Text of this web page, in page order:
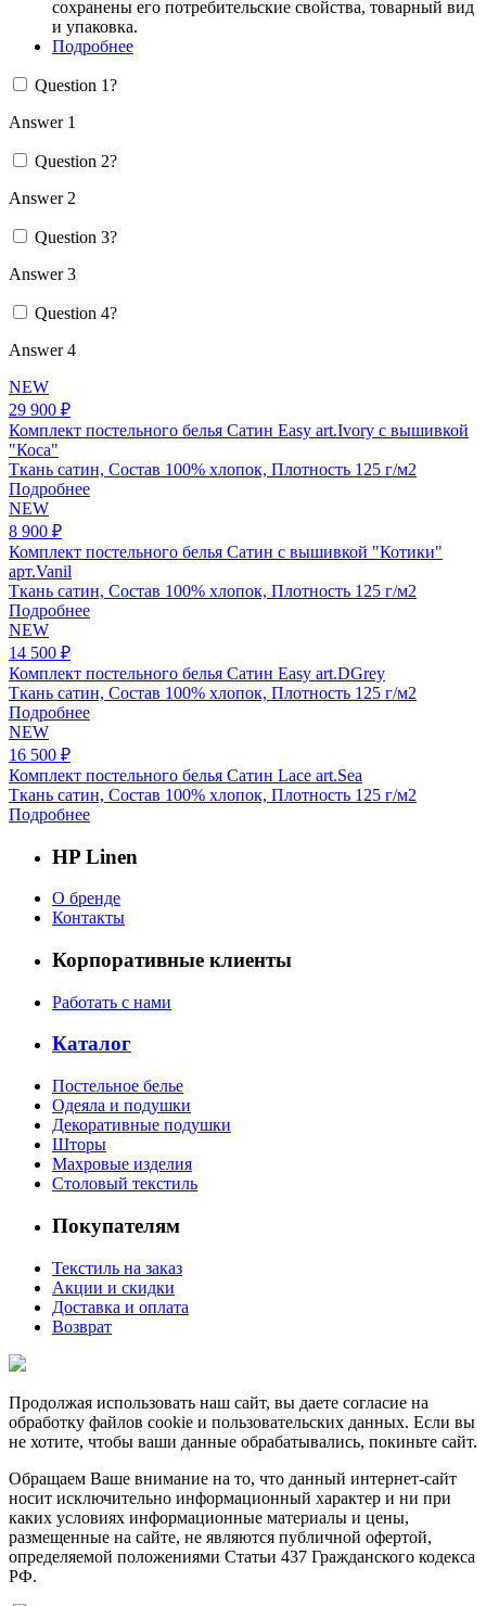
сохранены его потребительские свойства, товарный вид
и упаковка.
Подробнее
Question 1?
Answer 1
Question 2?
Answer 2
Question 3?
Answer 3
Question 4?
Answer 4
NEW
29 900 ₽
Комплект постельного белья Сатин Easy art.Ivory с вышивкой
"Коса"
Ткань сатин, Состав 100% хлопок, Плотность 125 г/м2
Подробнее
NEW
8 900 ₽
Комплект постельного белья Сатин с вышивкой "Котики"
арт.Vanil
Ткань сатин, Состав 100% хлопок, Плотность 125 г/м2
Подробнее
NEW
14 500 ₽
Комплект постельного белья Сатин Easy art.DGrey
Ткань сатин, Состав 100% хлопок, Плотность 125 г/м2
Подробнее
NEW
16 500 ₽
Комплект постельного белья Сатин Lace art.Sea
Ткань сатин, Состав 100% хлопок, Плотность 125 г/м2
Подробнее
HP Linen
О бренде
Контакты
Корпоративные клиенты
Работать с нами
Каталог
Постельное белье
Одеяла и подушки
Декоративные подушки
Шторы
Махровые изделия
Столовый текстиль
Покупателям
Текстиль на заказ
Акции и скидки
Доставка и оплата
Возврат
Продолжая использовать наш сайт, вы даете согласие на
обработку файлов cookie и пользовательских данных. Если вы
не хотите, чтобы ваши данные обрабатывались, покиньте сайт.
Обращаем Ваше внимание на то, что данный интернет-сайт
носит исключительно информационный характер и ни при
каких условиях информационные материалы и цены,
размещенные на сайте, не являются публичной офертой,
определяемой положениями Статьи 437 Гражданского кодекса
РФ.